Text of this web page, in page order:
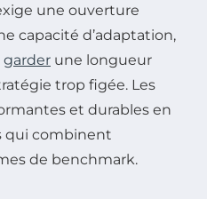
une ouverture
capacité d’adaptation,
garder une longueur
trop figée. Les
et durables en
qui combinent
de benchmark.